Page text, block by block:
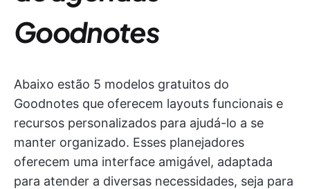
Goodnotes
Abaixo estão 5 modelos gratuitos do
Goodnotes que oferecem layouts funcionais e
recursos personalizados para ajudá-lo a se
manter organizado. Esses planejadores
oferecem uma interface amigável, adaptada
para atender a diversas necessidades, seja para